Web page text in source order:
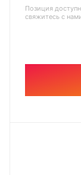
Позиция
свяжитесь с